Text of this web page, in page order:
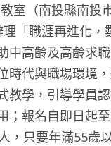
室（南投縣南投
「職涯再進化，
中高齡及高齡求
時代與職場環境
教學，引導學員
；報名自即日起
，只要年滿55歲